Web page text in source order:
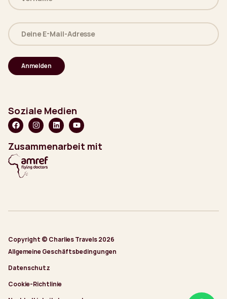
(erforderlich)
Deine
E-
Mail-
(erforderlich)
Soziale Medien
Zusammenarbeit mit
Copyright © Charlies Travels 2026
Allgemeine Geschäftsbedingungen
Datenschutz
Cookie-Richtlinie